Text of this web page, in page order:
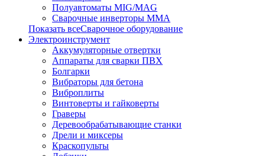
Полуавтоматы MIG/MAG
Сварочные инверторы ММА
Показать всеСварочное оборудование
Электроинструмент
Аккумуляторные отвертки
Аппараты для сварки ПВХ
Болгарки
Вибраторы для бетона
Виброплиты
Винтоверты и гайковерты
Граверы
Деревообрабатывающие станки
Дрели и миксеры
Краскопульты